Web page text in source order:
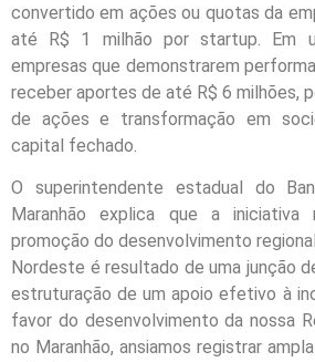
convertido em ações ou quotas da
até R$ 1 milhão por startup. Em
empresas que demonstrarem
receber aportes de até R$ 6 milhões,
de ações e transformação em
capital fechado.
O superintendente estadual do
Maranhão explica que a
promoção do desenvolvimento
Nordeste é resultado de uma junção
estruturação de um apoio efetivo à
favor do desenvolvimento da nossa
no Maranhão, ansiamos registrar